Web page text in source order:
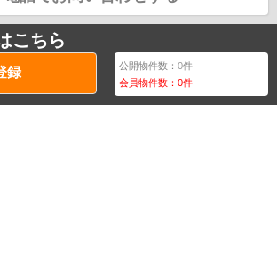
こちら
録 公開物件数：0件
会員物件数：0件